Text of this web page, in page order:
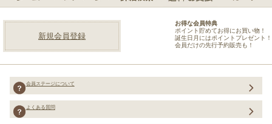
新規会員登録
お得な会員特典
ポイント貯めてお得にお買い物！
誕生日月にはポイントプレゼント！
会員だけの先行予約販売も！
会員ステージについて
よくある質問